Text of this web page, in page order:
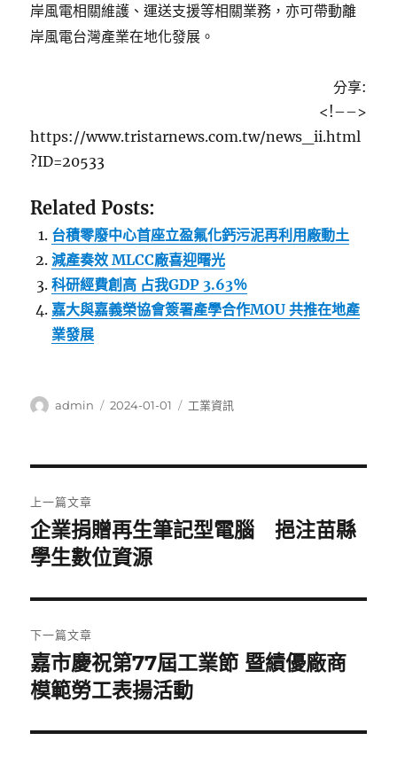
岸風電相關維護、運送支援等相關業務，亦可帶動離
岸風電台灣產業在地化發展。
分享:
<!––>
https://www.tristarnews.com.tw/news_ii.html
?ID=20533
Related Posts:
台積零廢中心首座立盈氟化鈣污泥再利用廠動土
減產奏效 MLCC廠喜迎曙光
科研經費創高 占我GDP 3.63％
嘉大與嘉義榮協會簽署產學合作MOU 共推在地產
業發展
作
admin
發
2024-01-01
分
工業資訊
章
導
覽
上一篇文章
上
一
文
章:
企業捐贈再生筆記型電腦 挹注苗縣
學生數位資源
下一篇文章
下
一
文
嘉市慶祝第77屆工業節 暨績優廠商
模範勞工表揚活動